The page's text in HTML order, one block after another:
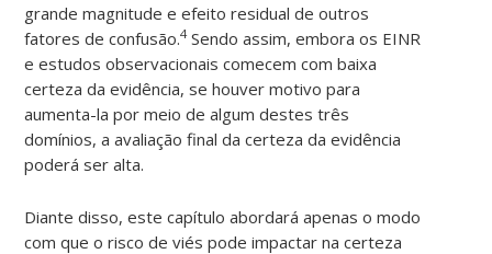
grande magnitude e efeito residual de outros
fatores de confusão.4Sendo assim, embora os EINR
e estudos observacionais comecem com baixa
certeza da evidência, se houver motivo para
aumenta-la por meio de algum destes três
domínios, a avaliação final da certeza da evidência
poderá ser alta.
Diante disso, este capítulo abordará apenas o modo
com que o risco de viés pode impactar na certeza